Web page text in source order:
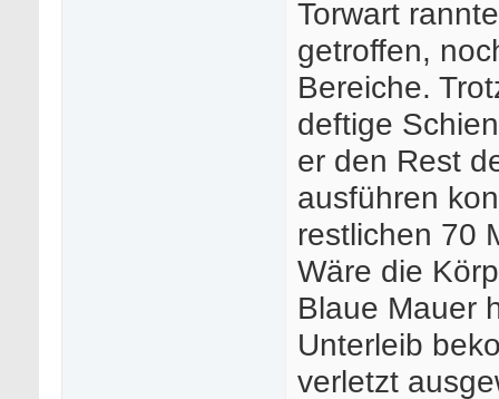
Torwart
getroffen,
Bereiche.
deftige
er den Rest
ausführen
restlichen 70
Wäre die
Blaue Mauer
Unterleib
verletzt